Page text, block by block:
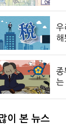
우
해
종
는
이 본 뉴스